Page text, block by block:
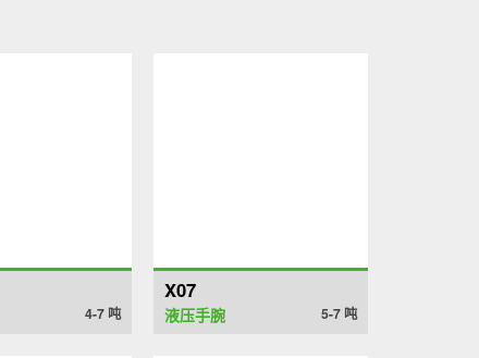
4-7 吨
X07
液压手腕 5-7 吨